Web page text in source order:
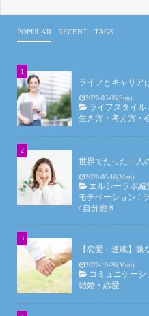
POPULAR RECENT TAGS
ライフとキャリア
2020-03-08(Sun)
ライフスタイル
生き方・考え方・
世界でたった一人
2020-05-18(Mon)
エルシーラボ編
モチベーション /
/ 自分磨き
【恋愛・連載】
2020-10-26(Mon)
コミュニケーシ
結婚・恋愛